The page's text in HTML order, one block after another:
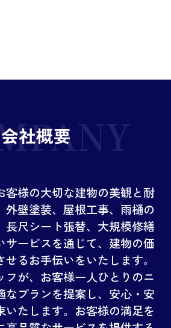
会社概要
客様の大切な建物の美観と耐
外壁塗装、屋根工事、雨樋の
長尺シート張替、大規模修繕
サービスを通じて、建物の価
るお手伝いをいたします。
フが、お客様一人ひとりのニ
なプランを提案し、安心・安
いたします。お客様の満足を